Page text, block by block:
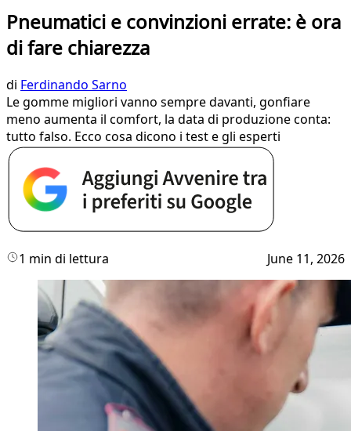
Pneumatici e convinzioni errate: è ora
di fare chiarezza
di Ferdinando Sarno
Le gomme migliori vanno sempre davanti, gonfiare
meno aumenta il comfort, la data di produzione conta:
tutto falso. Ecco cosa dicono i test e gli esperti
1 min di lettura June 11, 2026